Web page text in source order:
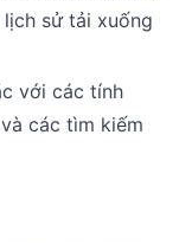
sử tải xuống
với các tính
các tìm kiếm